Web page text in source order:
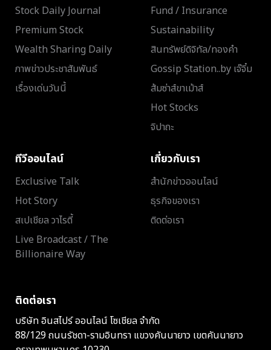
Stock Daily Journal
Premium Stock
Wealth Sharing Daily
ภาพข่าวประชาสัมพันธ์
เรื่องเด่นวันนี้
Fund / Insurance
Sustainability
สินทรัพย์ดิจิทัล/ทองคำ
Gossip Station..by เจ๊จิ๋ม
ส้มซ่าส์ขาเม้าส์
Hot Stocks
จิปาถะ
ทีวีออนไลน์
Exclusive Talk
Hot Story
สเปเชียล วาไรตี้
Live Broadcast / The
Billionaire Way
เกี่ยวกับเรา
สำนักข่าวออนไลน์
ธุรกิจของเรา
ติดต่อเรา
ติดต่อเรา
บริษัท อินสไปร์ ออนไลน์ โซเชียล จำกัด
88/129 ถนนรัชดา-รามอินทรา แขวงคันนายาว เขตคันนายาว